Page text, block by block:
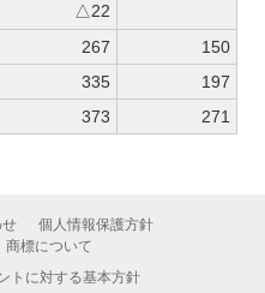
△22
267
150
335
197
373 271
せ
個人情報保護方針
商標について
トに対する基本方針